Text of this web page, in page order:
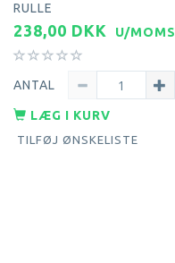
RULLE
238,00 DKK U/MOMS
ANTAL
LÆG I KURV
TILFØJ ØNSKELISTE